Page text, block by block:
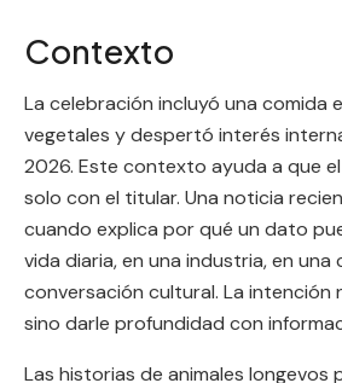
Contexto
La celebración incluyó una comida
vegetales y despertó interés
2026. Este contexto ayuda a que
solo con el titular. Una noticia
cuando explica por qué un dato
vida diaria, en una industria, en una
conversación cultural. La intención
sino darle profundidad con
Las historias de animales longevos